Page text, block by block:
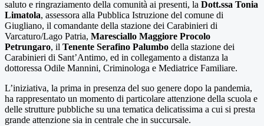
saluto e ringraziamento della comunità ai presenti, la Dott.ssa Tonia
Limatola, assessora alla Pubblica Istruzione del comune di
Giugliano, il comandante della stazione dei Carabinieri di
Varcaturo/Lago Patria, Maresciallo Maggiore Procolo
Petrungaro, il Tenente Serafino Palumbo della stazione dei
Carabinieri di Sant’Antimo, ed in collegamento a distanza la
dottoressa Odile Mannini, Criminologa e Mediatrice Familiare.
L’iniziativa, la prima in presenza del suo genere dopo la pandemia,
ha rappresentato un momento di particolare attenzione della scuola e
delle strutture pubbliche su una tematica delicatissima a cui si presta
grande attenzione sia in centrale che in succursale.